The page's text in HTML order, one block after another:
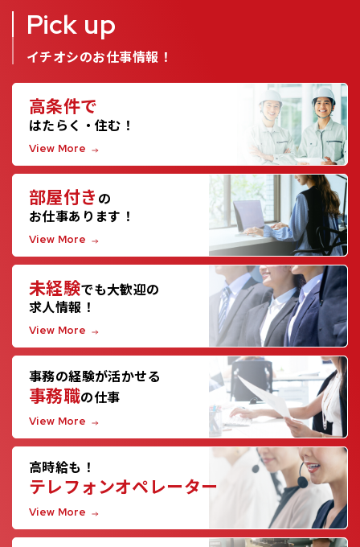
Pick up
イチオシのお仕事情報！
高条件で
はたらく・住む！
View More
部屋付き の
お仕事あります！
View More
未経験でも大歓迎の
求人情報！
View More
事務の経験が活かせる
事務職の仕事
View More
高時給も！
テレフォンオペレーター
View More